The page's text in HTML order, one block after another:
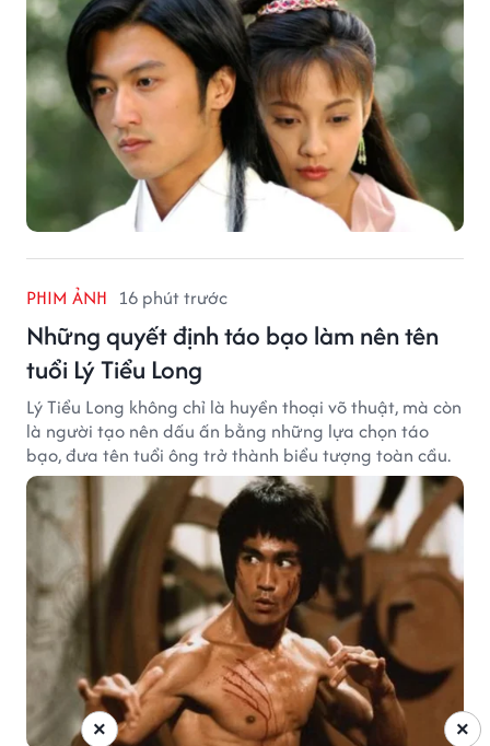
PHIM ẢNH 16 phút trước
Những quyết định táo bạo làm nên tên
tuổi Lý Tiểu Long
Lý Tiểu Long không chỉ là huyền thoại võ thuật, mà còn
là người tạo nên dấu ấn bằng những lựa chọn táo
bạo, đưa tên tuổi ông trở thành biểu tượng toàn cầu.
×
×